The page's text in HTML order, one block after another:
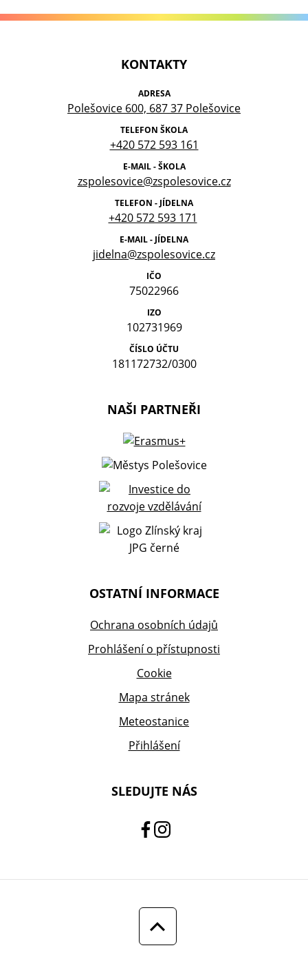
KONTAKTY
ADRESA
Polešovice 600, 687 37 Polešovice
TELEFON ŠKOLA
+420 572 593 161
E-MAIL - ŠKOLA
zspolesovice@zspolesovice.cz
TELEFON - JÍDELNA
+420 572 593 171
E-MAIL - JÍDELNA
jidelna@zspolesovice.cz
IČO
75022966
IZO
102731969
ČÍSLO ÚČTU
181172732/0300
NAŠI PARTNEŘI
OSTATNÍ INFORMACE
Ochrana osobních údajů
Prohlášení o přístupnosti
Cookie
Mapa stránek
Meteostanice
Přihlášení
SLEDUJTE NÁS